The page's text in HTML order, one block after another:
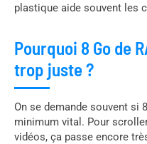
plastique aide souvent les
Pourquoi 8 Go de
trop juste ?
On se demande souvent si
minimum vital. Pour
vidéos, ça passe encore